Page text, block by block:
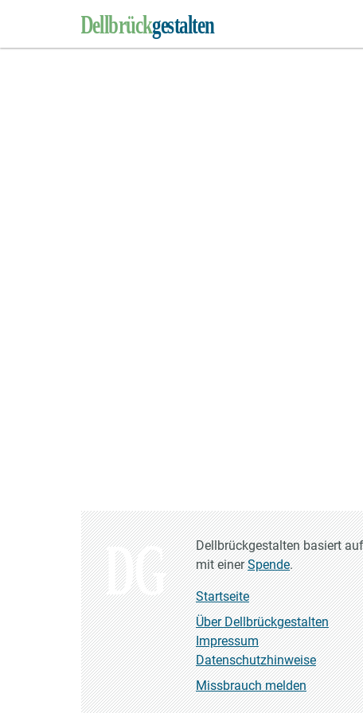
Dellbrückgestalten basiert
mit einerSpende.
Startseite
Über Dellbrückgestalten
Impressum
Datenschutzhinweise
Missbrauch melden